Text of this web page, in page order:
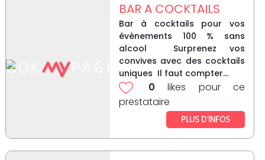
BAR A COCKTAILS
Bar à cocktails pour vos
évènements 100 % sans
alcool Surprenez vos
convives avec des cocktails
uniques Il faut compter...
0 likes pour ce
prestataire
PLUS D’INFOS